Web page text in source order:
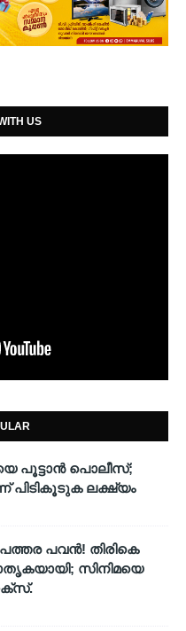
US
പൂട്ടാന്‍ പൊലീസ്;
പിടികൂടുക ലക്ഷ്യം
പവൻ! തിരികെ
സിനിമയെ